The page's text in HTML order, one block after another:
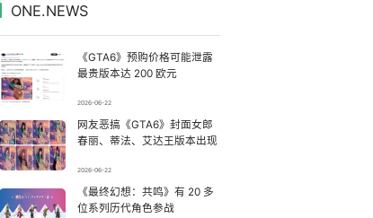
峰哥 汪海林
9 河南重大刑案嫌疑人逃窜时伤害多人 7137860°
11
12 这些燃气使用“偏方”千万别信 6852965°
ONE.NEWS
《GTA6》预购价格可能泄露
最贵版本达 200 欧元
2026-06-22
网友恶搞《GTA6》封面女郎
春丽、蒂法、艾达王版本出现
2026-06-22
《最终幻想：共鸣》有 20 多
位系列历代角色参战